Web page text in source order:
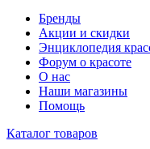
Бренды
Акции и скидки
Энциклопедия
Форум о красоте
О нас
Наши магазины
Помощь
Каталог товаров